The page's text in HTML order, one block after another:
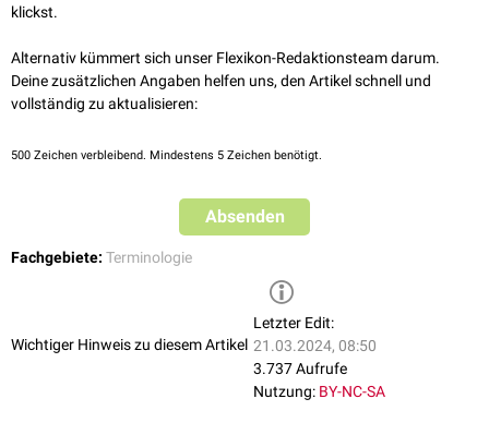
klickst.
Alternativ kümmert sich unser Flexikon-Redaktionsteam darum.
Deine zusätzlichen Angaben helfen uns, den Artikel schnell und
vollständig zu aktualisieren:
500 Zeichen verbleibend. Mindestens 5 Zeichen benötigt.
Absenden
Fachgebiete: Terminologie
Wichtiger Hinweis zu diesem Artikel
Letzter Edit:
21.03.2024, 08:50
3.737 Aufrufe
Nutzung: BY-NC-SA